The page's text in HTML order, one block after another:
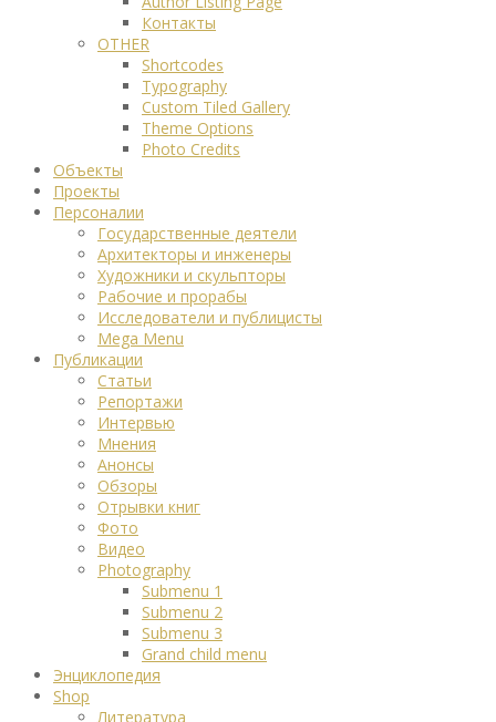
Контакты
OTHER
Shortcodes
Typography
Custom Tiled Gallery
Theme Options
Photo Credits
Объекты
Проекты
Персоналии
Государственные деятели
Архитекторы и инженеры
Художники и скульпторы
Рабочие и прорабы
Исследователи и публицисты
Mega Menu
Публикации
Статьи
Репортажи
Интервью
Мнения
Анонсы
Обзоры
Отрывки книг
Фото
Видео
Photography
Submenu 1
Submenu 2
Submenu 3
Grand child menu
Энциклопедия
Shop
Литература